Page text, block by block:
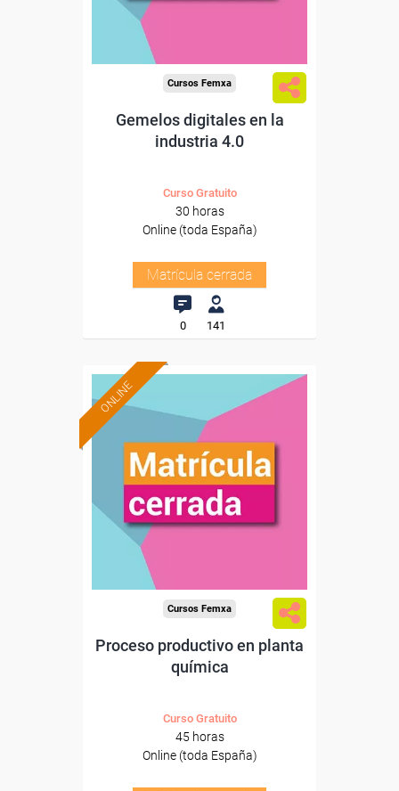
Cursos Femxa
Gemelos digitales en la
industria 4.0
Curso Gratuito
30 horas
Online (toda España)
Matrícula cerrada
0 141
ONLINE
Cursos Femxa
Proceso productivo en planta
química
Curso Gratuito
45 horas
Online (toda España)